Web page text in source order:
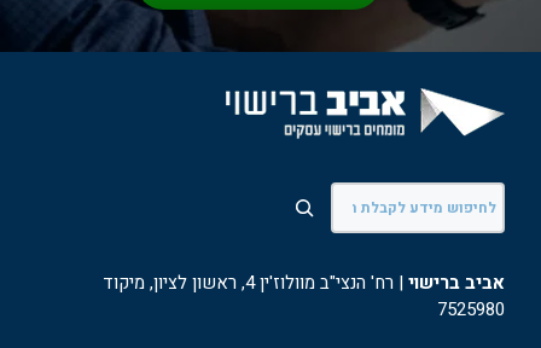
חיפוש
אביב ברישוי
| רח' הנצי"ב מוולוז'ין 4, ראשון לציון, מיקוד
7525980